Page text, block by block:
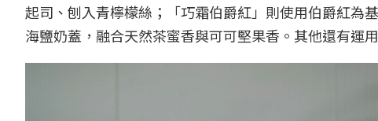
起司、刨入青檸檬絲；「巧霜伯爵紅」則使用伯爵紅為
海鹽奶蓋，融合天然茶蜜香與可可堅果香。其他還有運